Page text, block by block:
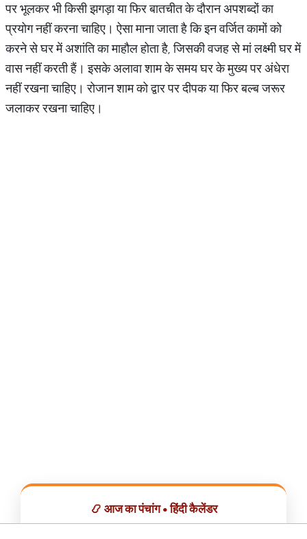
पर भूलकर भी किसी झगड़ा या फिर बातचीत के दौरान अपशब्दों का
प्रयोग नहीं करना चाहिए। ऐसा माना जाता है कि इन वर्जित कामों को
करने से घर में अशांति का माहौल होता है, जिसकी वजह से मां लक्ष्मी घर में
वास नहीं करती हैं। इसके अलावा शाम के समय घर के मुख्य पर अंधेरा
नहीं रखना चाहिए। रोजान शाम को द्वार पर दीपक या फिर बल्ब जरूर
जलाकर रखना चाहिए।
📿 आज का पंचांग • हिंदी कैलेंडर